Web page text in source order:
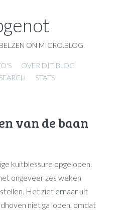
ON MICRO.BLOG
OVER DIT BLOG
SEARCH STATS
van de baan
kuitblessure opgelopen.
ongeveer zes weken
Het ziet ernaar uit
niet ga lopen, omdat